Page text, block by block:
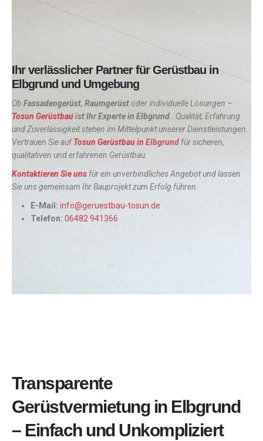
Ihr verlässlicher Partner für Gerüstbau in
Elbgrund und Umgebung
Ob Fassadengerüst, Raumgerüstoder individuelle Lösungen –
Tosun Gerüstbauist Ihr Experte in Elbgrund
. Qualität, Erfahrung
und Zuverlässigkeit stehen im Mittelpunkt unserer Dienstleistungen.
Vertrauen Sie aufTosun Gerüstbau in Elbgrund für sicheren,
qualitativen und erfahrenen Gerüstbau.
Kontaktieren Sie uns für ein unverbindliches Angebot und lassen
Sie uns gemeinsam Ihr Bauprojekt zum Erfolg führen.
E-Mail: info@geruestbau-tosun.de
Telefon: 06482 941366
Transparente
Gerüstvermietung in Elbgrund
– Einfach und Unkompliziert